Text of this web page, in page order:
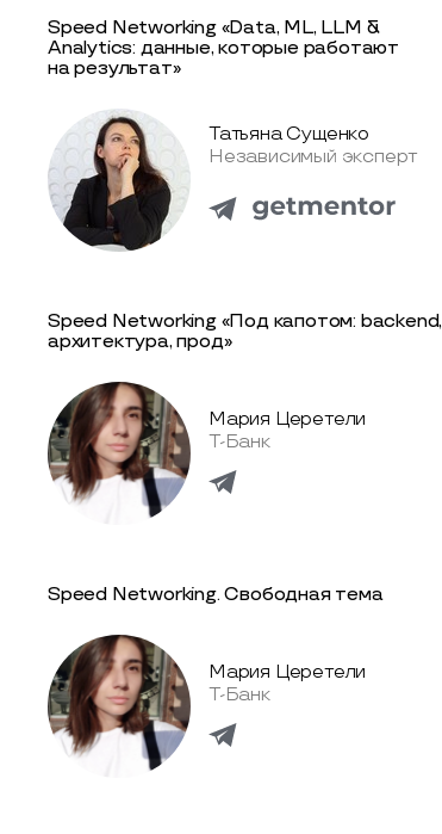
Speed Networking «Data, ML, LLM &
Analytics: данные, которые работают
на результат»
Татьяна Сущенко
Независимый эксперт
Speed Networking «Под капотом: backend,
архитектура, прод»
Мария Церетели
Т-Банк
Speed Networking. Свободная тема
Мария Церетели
Т-Банк